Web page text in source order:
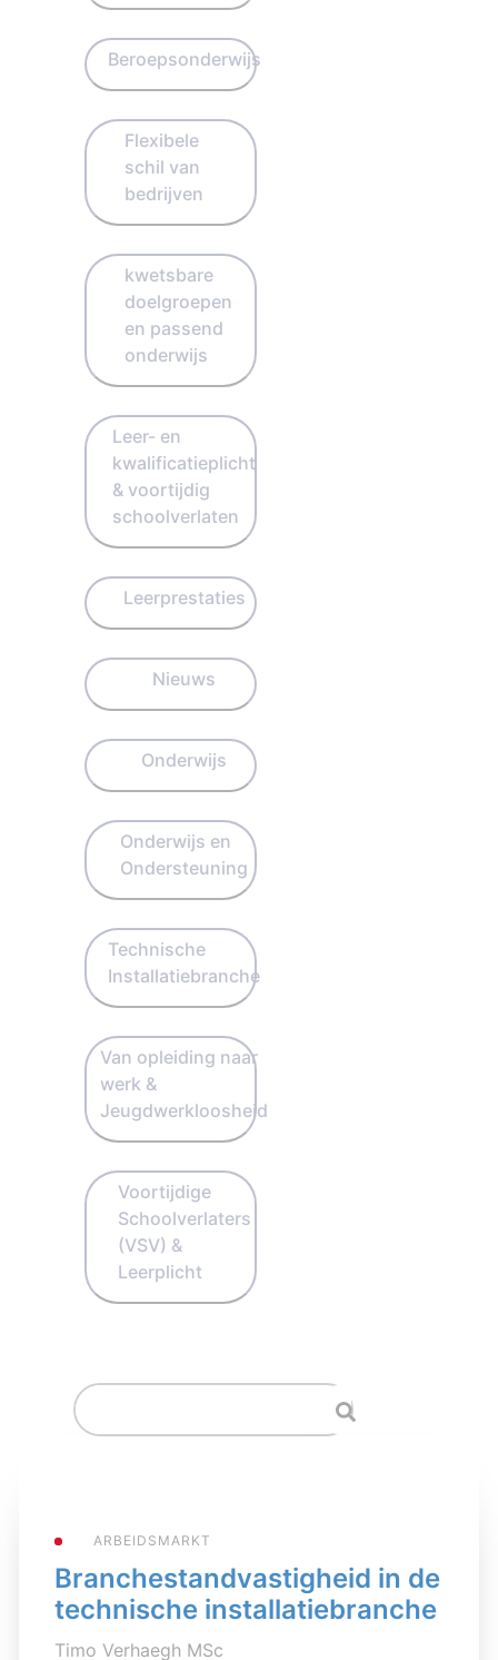
Beroepsonderwijs
Flexibele
schil van
bedrijven
kwetsbare
doelgroepen
en passend
onderwijs
Leer- en
kwalificatieplicht
& voortijdig
schoolverlaten
Leerprestaties
Nieuws
Onderwijs
Onderwijs en
Ondersteuning
Technische
Installatiebranche
Van opleiding naar
werk &
Jeugdwerkloosheid
Voortijdige
Schoolverlaters
(VSV) &
Leerplicht
ARBEIDSMARKT
Branchestandvastigheid in de
technische installatiebranche
Timo Verhaegh MSc